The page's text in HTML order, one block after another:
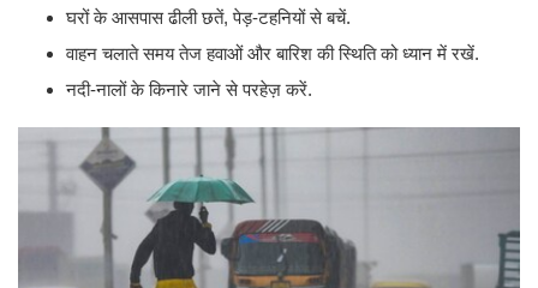
घरों के आसपास ढीली छतें, पेड़-टहनियों से बचें.
वाहन चलाते समय तेज हवाओं और बारिश की स्थिति को ध्यान में रखें.
नदी-नालों के किनारे जाने से परहेज़ करें.